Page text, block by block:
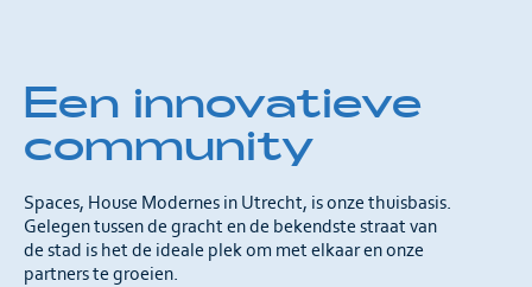
Een innovatieve
community
Spaces, House Modernes in Utrecht, is onze thuisbasis.
Gelegen tussen de gracht en de bekendste straat van
de stad is het de ideale plek om met elkaar en onze
partners te groeien.